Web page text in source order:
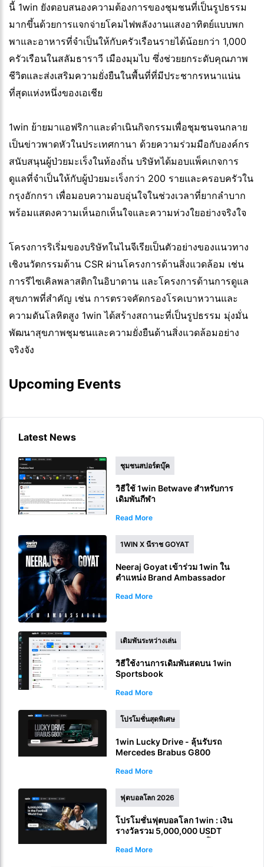
นี้ 1win ยังตอบสนองความต้องการของชุมชนที่เป็นรูปธรรม
มากขึ้นด้วยการแจกจ่ายโคมไฟพลังงานแสงอาทิตย์แบบพก
พาและอาหารที่จำเป็นให้กับครัวเรือนรายได้น้อยกว่า 1,000
ครัวเรือนในสลัมธาราวี เมืองมุมไบ ซึ่งช่วยยกระดับคุณภาพ
ชีวิตและส่งเสริมความยั่งยืนในพื้นที่ที่มีประชากรหนาแน่น
ที่สุดแห่งหนึ่งของเอเชีย
1win ย้ายมาแอฟริกาและดำเนินกิจกรรมเพื่อชุมชนจนกลาย
เป็นข่าวพาดหัวในประเทศกานา ด้วยความร่วมมือกับองค์กร
สนับสนุนผู้ป่วยมะเร็งในท้องถิ่น บริษัทได้มอบแพ็คเกจการ
ดูแลที่จำเป็นให้กับผู้ป่วยมะเร็งกว่า 200 รายและครอบครัวใน
กรุงอักกรา เพื่อมอบความอบอุ่นใจในช่วงเวลาที่ยากลำบาก
พร้อมแสดงความเห็นอกเห็นใจและความห่วงใยอย่างจริงใจ
โครงการริเริ่มของบริษัทในไนจีเรียเป็นตัวอย่างของแนวทาง
เชิงนวัตกรรมด้าน CSR ผ่านโครงการด้านสิ่งแวดล้อม เช่น
การรีไซเคิลพลาสติกในอิบาดาน และโครงการด้านการดูแล
สุขภาพที่สำคัญ เช่น การตรวจคัดกรองโรคเบาหวานและ
ความดันโลหิตสูง 1win ได้สร้างสถานะที่เป็นรูปธรรม มุ่งมั่น
พัฒนาสุขภาพชุมชนและความยั่งยืนด้านสิ่งแวดล้อมอย่าง
จริงจัง
Upcoming Events
Latest News
ชุมชนสปอร์ตบุ๊ค
วิธีใช้ 1win Betwave สำหรับการ
เดิมพันกีฬา
Read More
1WIN X นีราช GOYAT
Neeraj Goyat เข้าร่วม 1win ใน
ตำแหน่ง Brand Ambassador
Read More
เดิมพันระหว่างเล่น
วิธีใช้งานการเดิมพันสดบน 1win
Sportsbook
Read More
โปรโมชั่นสุดพิเศษ
1win Lucky Drive - ลุ้นรับรถ
Mercedes Brabus G800
Read More
ฟุตบอลโลก 2026
โปรโมชั่นฟุตบอลโลก 1win : เงิน
รางวัลรวม 5,000,000 USDT
Read More